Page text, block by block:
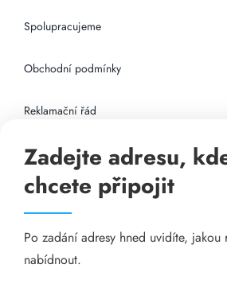
Spolupracujeme
Obchodní podmínky
Reklamační řád
Připojení k internetu
Odkazy
Katalog A-seznam.cz
Zadejte adresu,
chcete připojit
Po zadání adresy hned uvidíte, jakou
nabídnout.